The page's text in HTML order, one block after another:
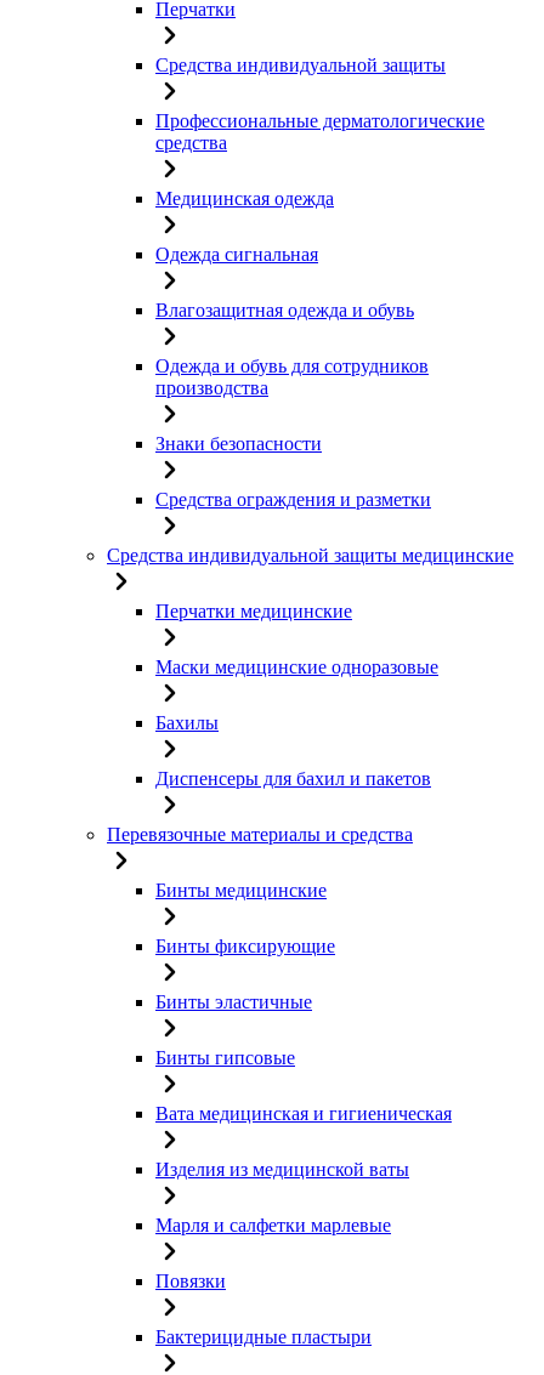
Перчатки
Средства индивидуальной защиты
Профессиональные дерматологические
средства
Медицинская одежда
Одежда сигнальная
Влагозащитная одежда и обувь
Одежда и обувь для сотрудников
производства
Знаки безопасности
Средства ограждения и разметки
Средства индивидуальной защиты медицинские
Перчатки медицинские
Маски медицинские одноразовые
Бахилы
Диспенсеры для бахил и пакетов
Перевязочные материалы и средства
Бинты медицинские
Бинты фиксирующие
Бинты эластичные
Бинты гипсовые
Вата медицинская и гигиеническая
Изделия из медицинской ваты
Марля и салфетки марлевые
Повязки
Бактерицидные пластыри